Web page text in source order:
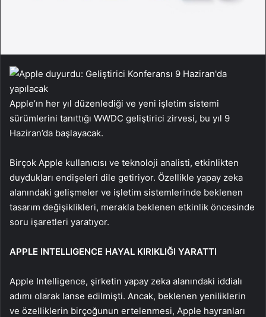
Apple’ın her yıl düzenlediği ve yeni işletim sistemi
sürümlerini tanıttığı WWDC geliştirici zirvesi, bu yıl 9
Haziran’da başlayacak.
Birçok Apple kullanıcısı ve teknoloji analisti, etkinlikten
duydukları endişeleri dile getiriyor. Özellikle yapay zeka
alanındaki gelişmeler ve işletim sistemlerinde beklenen
tasarım değişiklikleri, merakla beklenen etkinlik öncesinde
soru işaretleri yaratıyor.
APPLE INTELLIGENCE HAYAL KIRIKLIĞI YARATTI
Apple Intelligence, şirketin yapay zeka alanındaki iddialı
adımı olarak lanse edilmişti. Ancak, beklenen yeniliklerin
ve özelliklerin birçoğunun ertelenmesi, Apple hayranları